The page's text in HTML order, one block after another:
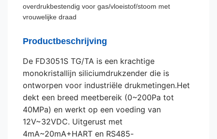
overdrukbestendig voor gas/vloeistof/stoom met
vrouwelijke draad
Productbeschrijving
De FD3051S TG/TA is een krachtige
monokristallijn siliciumdrukzender die is
ontworpen voor industriële drukmetingen.Het
dekt een breed meetbereik (0~200Pa tot
40MPa) en werkt op een voeding van
12V~32VDC. Uitgerust met
4mA~20mA+HART en RS485-